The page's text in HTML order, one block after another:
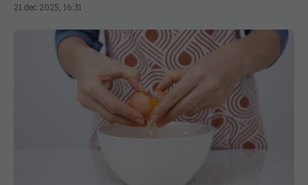
21 dec 2025, 16:31